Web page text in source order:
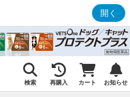
開く
検索 再購入 カート お知らせ